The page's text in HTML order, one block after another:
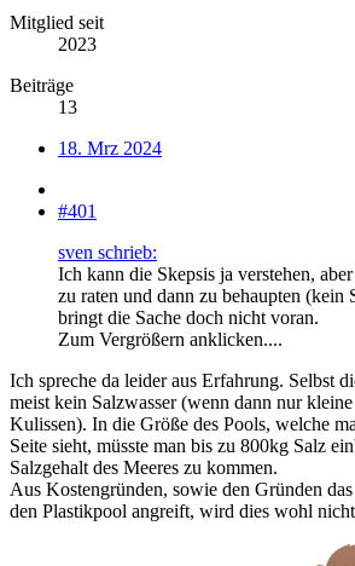
Mitglied seit
2023
Beiträge
13
18. Mrz 2024
#401
sven schrieb:
Ich kann die Skepsis ja verstehen,
zu raten und dann zu behaupten (kein
bringt die Sache doch nicht voran.
Zum Vergrößern anklicken....
Ich spreche da leider aus Erfahrung. Selbst
meist kein Salzwasser (wenn dann nur
Kulissen). In die Größe des Pools, welche
Seite sieht, müsste man bis zu 800kg Salz
Salzgehalt des Meeres zu kommen.
Aus Kostengründen, sowie den Gründen
den Plastikpool angreift, wird dies wohl